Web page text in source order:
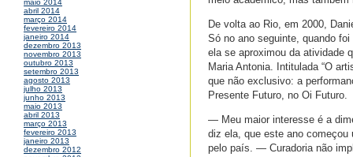
maio 2014
abril 2014
março 2014
fevereiro 2014
janeiro 2014
dezembro 2013
novembro 2013
outubro 2013
setembro 2013
agosto 2013
julho 2013
junho 2013
maio 2013
abril 2013
março 2013
fevereiro 2013
janeiro 2013
dezembro 2012
De volta ao Rio, em 2000,
Só no ano seguinte, quando
ela se aproximou da atividade
Maria Antonia. Intitulada “O
que não exclusivo: a
Presente Futuro, no Oi Futuro.
— Meu maior interesse é a
diz ela, que este ano começou
pelo país. — Curadoria não